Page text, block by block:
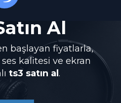
Al
başlayan fiyatlarla,
kalitesi ve ekran
ts3 satın al .